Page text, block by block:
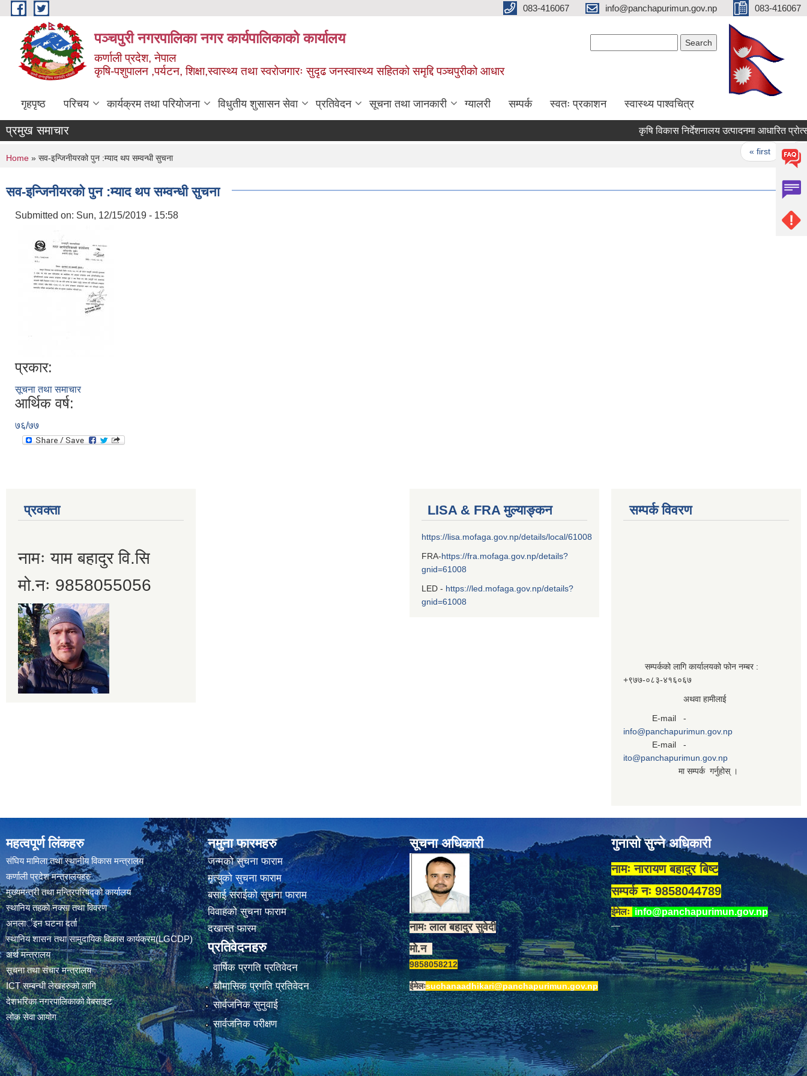
Skip to main content 083-416067 info@panchapurimun.gov.np 083-416067
पञ्चपुरी नगरपालिका नगर कार्यपालिकाको कार्यालय
कर्णाली प्रदेश, नेपाल
कृषि-पशुपालन ,पर्यटन, शिक्षा,स्वास्थ्य तथा स्वरोजगारः सुदृढ जनस्वास्थ्य सहितको समृद्दि पञ्चपुरीको आधार
गृहपृष्ठ परिचय कार्यक्रम तथा परियोजना विधुतीय शुसासन सेवा प्रतिवेदन सूचना तथा जानकारी ग्यालरी सम्पर्क स्वतः प्रकाशन स्वास्थ्य पाश्वचित्र
प्रमुख समाचार कृषि विकास निर्देशनालय उत्पादनमा आधारित
« first ‹
You are here
Home » सव-इन्जिनीयरको पुन :म्याद थप सम्वन्धी सुचना
सव-इन्जिनीयरको पुन :म्याद थप सम्वन्धी सुचना
Submitted on: Sun, 12/15/2019 - 15:58
प्रकार:
सूचना तथा समाचार
आर्थिक वर्ष:
७६/७७
प्रवक्ता
नामः याम बहादुर वि.सि
मो.नः 9858055056
LISA & FRA मुल्याङ्कन
https://lisa.mofaga.gov.np/details/local/61008
FRA-https://fra.mofaga.gov.np/details?
gnid=61008
LED - https://led.mofaga.gov.np/details?
gnid=61008
सम्पर्क विवरण
सम्पर्कको लागि कार्यालयको फोन नम्बर :
+९७७-०८३‍-४१६०६७
अथवा हामीलाई
E-mail -
info@panchapurimun.gov.np
E-mail -
ito@panchapurimun.gov.np
मा सम्पर्क गर्नुहोस् ।
महत्वपूर्ण लिंकहरु
संघिय मामिला तथा स्थानीय विकास मन्त्रालय
कर्णाली प्रदेश मन्त्रालयहरु
मुख्यमन्त्री तथा मन्त्रिपरिषद्को कार्यालय
स्थानिय तहकाे नक्सा तथा विवरण
अनलार्इन घटना दर्ता
स्थानिय शासन तथा सामुदायिक विकास कार्यक्रम(LGCDP)
अर्थ मन्त्रालय
सूचना तथा संचार मन्त्रालय
ICT सम्बन्धी लेखहरुको लागि
देशभरिका नगरपालिकाको वेबसाइट
लोक सेवा आयोग
नमुना फारमहरु
जन्मको सुचना फाराम
मृत्युको सुचना फाराम
बसाई सराईको सुचना फाराम
विवाहको सुचना फाराम
दखास्त फारम
प्रतिवेदनहरु
वार्षिक प्रगति प्रतिवेदन
चौमासिक प्रगति प्रतिवेदन
सार्वजनिक सुनुवाई
सार्वजनिक परीक्षण
सूचना अधिकारी
नामः लाल बहादुर सुवेदी
मो.न
9858058212
ईमेलःsuchanaadhikari@panchapurimun.gov.np
गुनासो सुन्ने अधिकारी
नामः नारायण बहादुर बिष्ट
सम्पर्क नः 9858044789
ईमेलः info@panchapurimun.gov.np